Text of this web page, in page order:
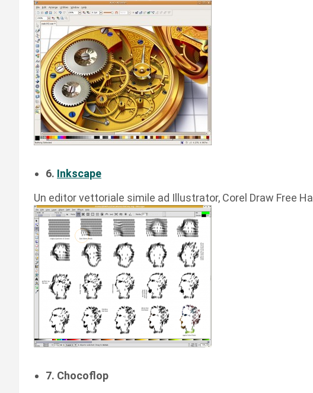
6. Inkscape
Un editor vettoriale simile ad Illustrator, Corel Draw Free
7. Chocoflop